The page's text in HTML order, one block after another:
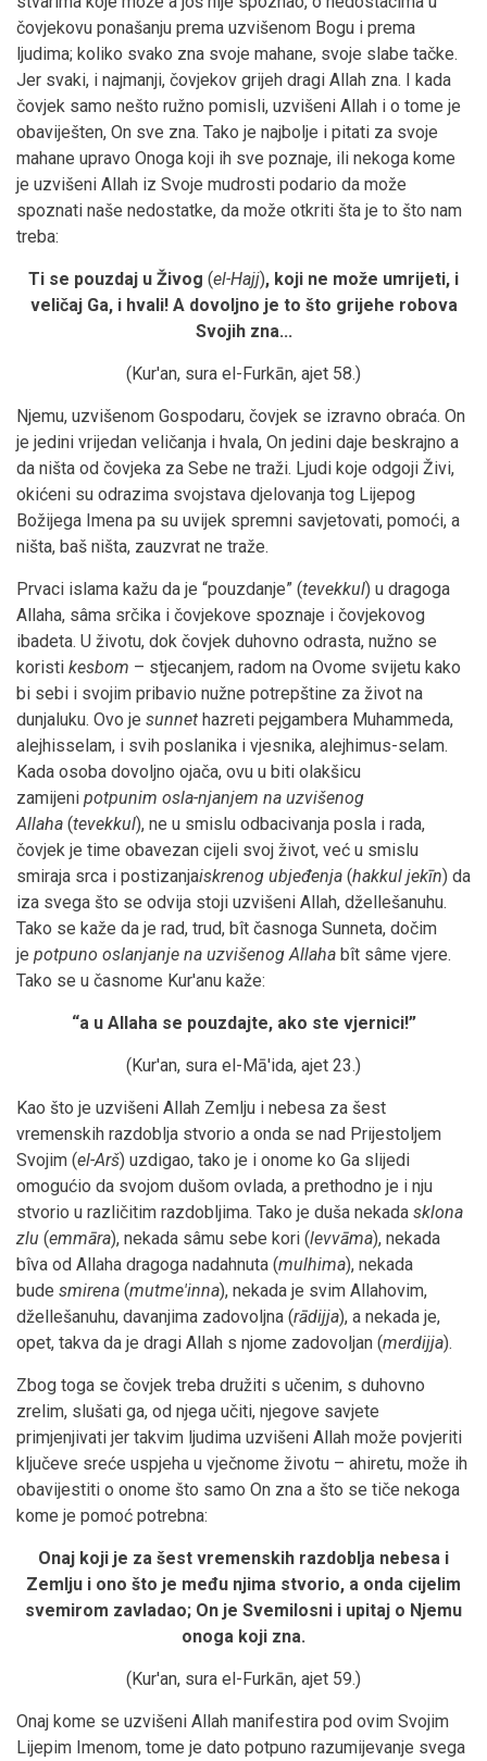
čovjekovu ponašanju prema uzvišenom Bogu i prema
ljudima; koliko svako zna svoje mahane, svoje slabe tačke.
Jer svaki, i najmanji, čovjekov grijeh dragi Allah zna. I kada
čovjek samo nešto ružno pomisli, uzvišeni Allah i o tome je
obaviješten, On sve zna. Tako je najbolje i pitati za svoje
mahane upravo Onoga koji ih sve poznaje, ili nekoga kome
je uzvišeni Allah iz Svoje mudrosti podario da može
spoznati naše nedostatke, da može otkriti šta je to što nam
treba:
Ti se pouzdaj u Živog (el-Hajj), koji ne može umrijeti, i
veličaj Ga, i hvali! A dovoljno je to što grijehe robova
Svojih zna...
(Kur'an, sura el-Furkān, ajet 58.)
Njemu, uzvišenom Gospodaru, čovjek se izravno obraća. On
je jedini vrijedan veličanja i hvala, On jedini daje beskrajno a
da ništa od čovjeka za Sebe ne traži. Ljudi koje odgoji Živi,
okićeni su odrazima svojstava djelovanja tog Lijepog
Božijega Imena pa su uvijek spremni savjetovati, pomoći, a
ništa, baš ništa, zauzvrat ne traže.
Prvaci islama kažu da je “pouzdanje” (tevekkul) u dragoga
Allaha, sâma srčika i čovjekove spoznaje i čovjekovog
ibadeta. U životu, dok čovjek duhovno odrasta, nužno se
koristi kesbom – stjecanjem, radom na Ovome svijetu kako
bi sebi i svojim pribavio nužne potrepštine za život na
dunjaluku. Ovo je sunnet hazreti pejgambera Muhammeda,
alejhisselam, i svih poslanika i vjesnika, alejhimus-selam.
Kada osoba dovoljno ojača, ovu u biti olakšicu
zamijeni potpunim osla-njanjem na uzvišenog
Allaha (tevekkul), ne u smislu odbacivanja posla i rada,
čovjek je time obavezan cijeli svoj život, već u smislu
smiraja srca i postizanjaiskrenog ubjeđenja (hakkul jekīn) da
iza svega što se odvija stoji uzvišeni Allah, džellešanuhu.
Tako se kaže da je rad, trud, bît časnoga Sunneta, dočim
je potpuno oslanjanje na uzvišenog Allaha bît sâme vjere.
Tako se u časnome Kur'anu kaže:
“a u Allaha se pouzdajte, ako ste vjernici!”
(Kur'an, sura el-Mā'ida, ajet 23.)
Kao što je uzvišeni Allah Zemlju i nebesa za šest
vremenskih razdoblja stvorio a onda se nad Prijestoljem
Svojim (el-Arš) uzdigao, tako je i onome ko Ga slijedi
omogućio da svojom dušom ovlada, a prethodno je i nju
stvorio u različitim razdobljima. Tako je duša nekada sklona
zlu (emmāra), nekada sâmu sebe kori (levvāma), nekada
bîva od Allaha dragoga nadahnuta (mulhima), nekada
bude smirena (mutme'inna), nekada je svim Allahovim,
džellešanuhu, davanjima zadovoljna (rādijja), a nekada je,
opet, takva da je dragi Allah s njome zadovoljan (merdijja).
Zbog toga se čovjek treba družiti s učenim, s duhovno
zrelim, slušati ga, od njega učiti, njegove savjete
primjenjivati jer takvim ljudima uzvišeni Allah može povjeriti
ključeve sreće uspjeha u vječnome životu – ahiretu, može ih
obavijestiti o onome što samo On zna a što se tiče nekoga
kome je pomoć potrebna:
Onaj koji je za šest vremenskih razdoblja nebesa i
Zemlju i ono što je među njima stvorio, a onda cijelim
svemirom zavladao; On je Svemilosni i upitaj o Njemu
onoga koji zna.
(Kur'an, sura el-Furkān, ajet 59.)
Onaj kome se uzvišeni Allah manifestira pod ovim Svojim
Lijepim Imenom, tome je dato potpuno razumijevanje svega